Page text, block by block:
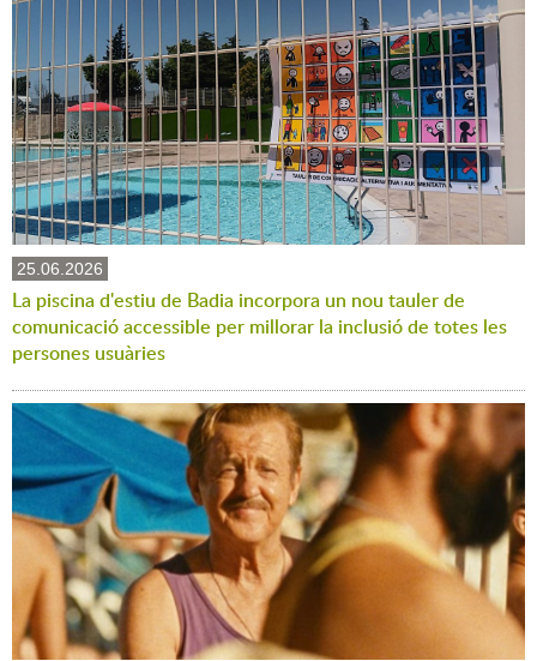
25.06.2026
La piscina d'estiu de Badia incorpora un nou tauler de
comunicació accessible per millorar la inclusió de totes les
persones usuàries